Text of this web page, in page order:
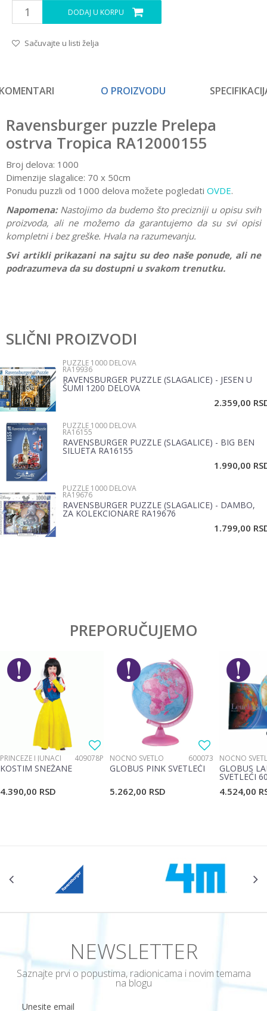
DODAJ U KORPU
Sačuvajte u listi želja
O PROIZVODU
Ravensburger puzzle Prelepa
ostrva Tropica RA12000155
Broj delova: 1000
Dimenzije slagalice: 70 x 50cm
Ponudu puzzli od 1000 delova možete pogledati OVDE.
Napomena: Nastojimo da budemo što precizniji u opisu svih
proizvoda, ali ne možemo da garantujemo da su svi opisi
kompletni i bez greške. Hvala na razumevanju.
Svi artikli prikazani na sajtu su deo naše ponude, ali ne
podrazumeva da su dostupni u svakom trenutku.
Brend
Pol
Ime/Nadimak
Email
Poruka
POŠALJI
SLIČNI PROIZVODI
PUZZLE 1000 DELOVA
RA19936
RAVENSBURGER PUZZLE (SLAGALICE) - JESEN U
ŠUMI 1200 DELOVA
2.359,00
PUZZLE 1000 DELOVA
RA16155
RAVENSBURGER PUZZLE (SLAGALICE) - BIG BEN
SILUETA RA16155
1.990,00
PUZZLE 1000 DELOVA
RA19676
RAVENSBURGER PUZZLE (SLAGALICE) - DAMBO,
ZA KOLEKCIONARE RA19676
1.799,00
PREPORUČUJEMO
PRINCEZE I JUNACI 409078P
KOSTIM SNEŽANE
4.390,00 RSD
NOĆNO SVETLO 600073
GLOBUS PINK SVETLEĆI
5.262,00 RSD
NOĆNO
GLOBUS
SVETLEĆI
4.524,00
NEWSLETTER
Saznajte prvi o popustima, radionicama i novim temama
na blogu